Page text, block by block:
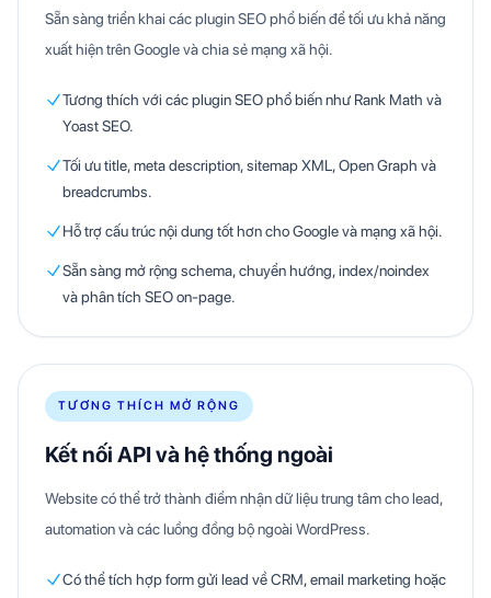
Sẵn sàng triển khai các plugin SEO phổ biến để tối ưu khả năng
xuất hiện trên Google và chia sẻ mạng xã hội.
Tương thích với các plugin SEO phổ biến như Rank Math và
Yoast SEO.
Tối ưu title, meta description, sitemap XML, Open Graph và
breadcrumbs.
Hỗ trợ cấu trúc nội dung tốt hơn cho Google và mạng xã hội.
Sẵn sàng mở rộng schema, chuyển hướng, index/noindex
và phân tích SEO on-page.
TƯƠNG THÍCH MỞ RỘNG
Kết nối API và hệ thống ngoài
Website có thể trở thành điểm nhận dữ liệu trung tâm cho lead,
automation và các luồng đồng bộ ngoài WordPress.
Có thể tích hợp form gửi lead về CRM, email marketing hoặc